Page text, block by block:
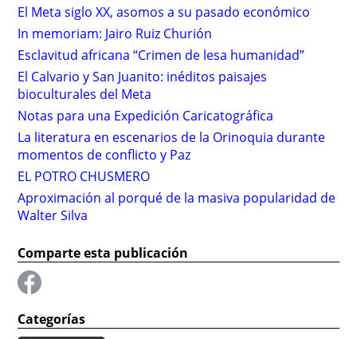
El Meta siglo XX, asomos a su pasado económico
In memoriam: Jairo Ruiz Churión
Esclavitud africana “Crimen de lesa humanidad”
El Calvario y San Juanito: inéditos paisajes
bioculturales del Meta
Notas para una Expedición Caricatográfica
La literatura en escenarios de la Orinoquia durante
momentos de conflicto y Paz
EL POTRO CHUSMERO
Aproximación al porqué de la masiva popularidad de
Walter Silva
Comparte esta publicación
Categorías